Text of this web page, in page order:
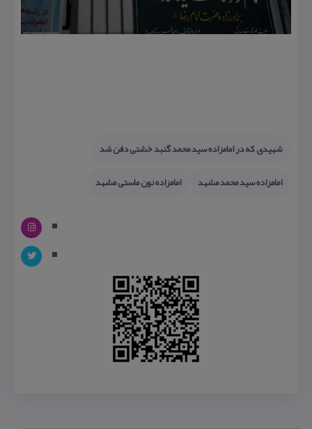
شهیدی كه در امامزاده سید محمد گنبد خشتی دفن شد
امامزاده سید محمد مشهد
امامزاده نون ماستی مشهد